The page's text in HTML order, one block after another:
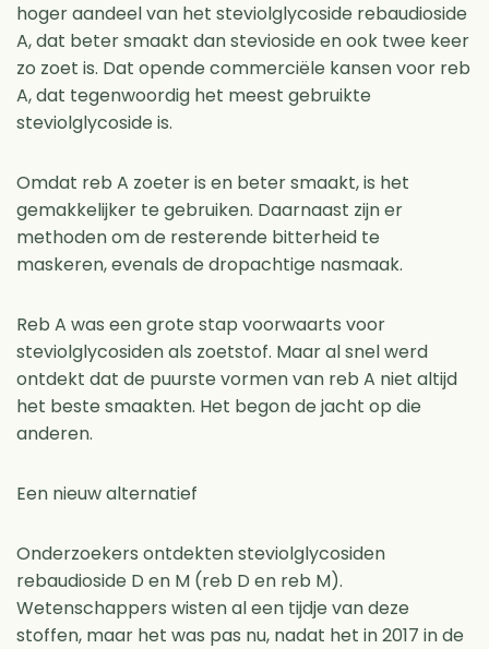
hoger aandeel van het steviolglycoside rebaudioside
A, dat beter smaakt dan stevioside en ook twee keer
zo zoet is. Dat opende commerciële kansen voor reb
A, dat tegenwoordig het meest gebruikte
steviolglycoside is.
Omdat reb A zoeter is en beter smaakt, is het
gemakkelijker te gebruiken. Daarnaast zijn er
methoden om de resterende bitterheid te
maskeren, evenals de dropachtige nasmaak.
Reb A was een grote stap voorwaarts voor
steviolglycosiden als zoetstof. Maar al snel werd
ontdekt dat de puurste vormen van reb A niet altijd
het beste smaakten. Het begon de jacht op die
anderen.
Een nieuw alternatief
Onderzoekers ontdekten steviolglycosiden
rebaudioside D en M (reb D en reb M).
Wetenschappers wisten al een tijdje van deze
stoffen, maar het was pas nu, nadat het in 2017 in de